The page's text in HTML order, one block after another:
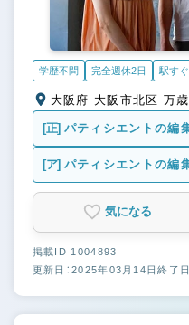
学歴不問 完全週休2日 駅すぐ
大阪府 大阪市
[正] パティシエントの編
[ア] パティシエントの編
気になる
掲載ID 1004893
更新日：2025年03月14日終了